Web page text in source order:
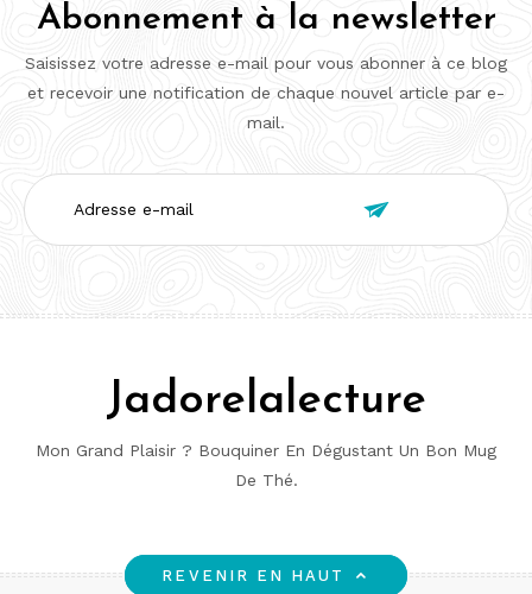
Abonnement à la newsletter
Saisissez votre adresse e-mail pour vous abonner à ce blog
et recevoir une notification de chaque nouvel article par e-
mail.
Adresse
e-
mail

Jadorelalecture
Mon Grand Plaisir ? Bouquiner En Dégustant Un Bon Mug
De Thé.
REVENIR EN HAUT